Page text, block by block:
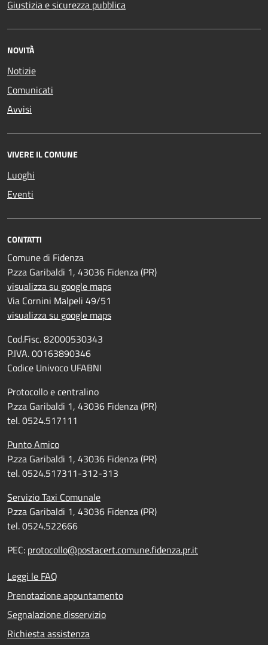
Giustizia e sicurezza pubblica
NOVITÀ
Notizie
Comunicati
Avvisi
VIVERE IL COMUNE
Luoghi
Eventi
CONTATTI
Comune di Fidenza
P.zza Garibaldi 1, 43036 Fidenza (PR)
visualizza su google maps
Via Cornini Malpeli 49/51
visualizza su google maps
Cod.Fisc. 82000530343
P.IVA. 00163890346
Codice Univoco UFABNI
Protocollo e centralino
P.zza Garibaldi 1, 43036 Fidenza (PR)
tel. 0524.517111
Punto Amico
P.zza Garibaldi 1, 43036 Fidenza (PR)
tel. 0524.517311-312-313
Servizio Taxi Comunale
P.zza Garibaldi 1, 43036 Fidenza (PR)
tel. 0524.522666
PEC: protocollo@postacert.comune.fidenza.pr.it
Leggi le FAQ
Prenotazione appuntamento
Segnalazione disservizio
Richiesta assistenza